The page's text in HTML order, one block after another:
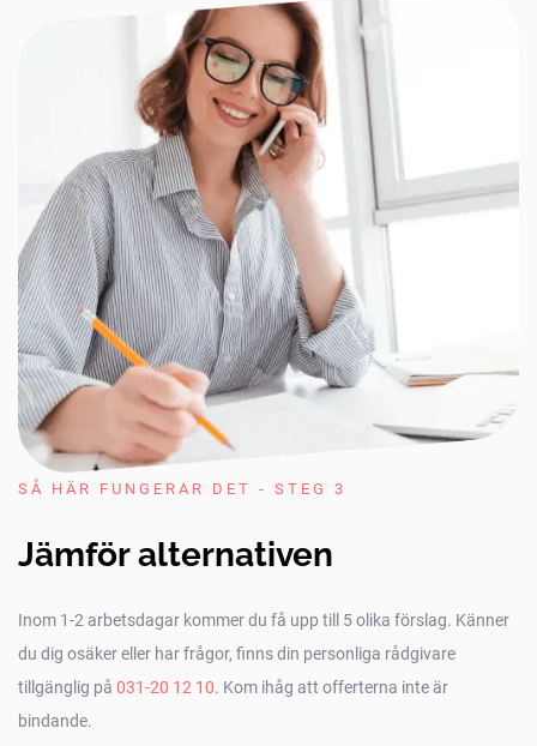
SÅ HÄR FUNGERAR DET - STEG 3
Jämför alternativen
Inom 1-2 arbetsdagar kommer du få upp till 5 olika förslag. Känner
du dig osäker eller har frågor, finns din personliga rådgivare
tillgänglig på 031-20 12 10. Kom ihåg att offerterna inte är
bindande.